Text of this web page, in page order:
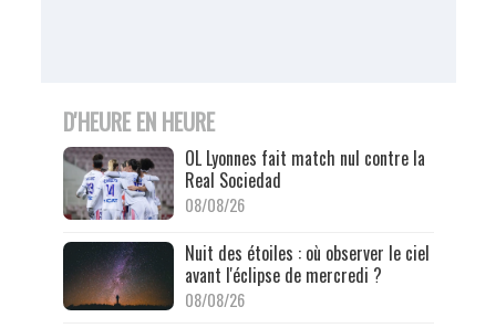
D'HEURE EN HEURE
OL Lyonnes fait match nul contre la
Real Sociedad
08/08/26
Nuit des étoiles : où observer le ciel
avant l'éclipse de mercredi ?
08/08/26